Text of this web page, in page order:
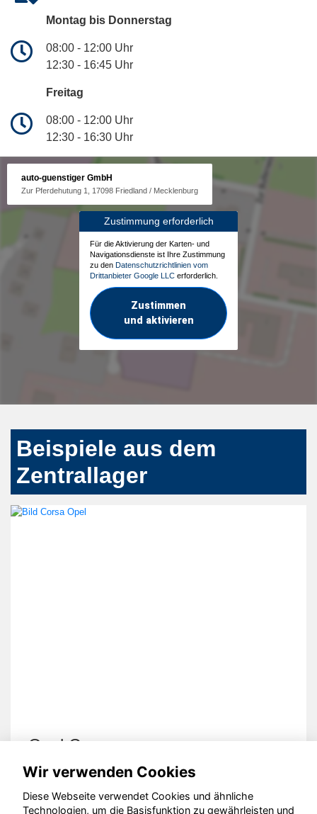
Montag bis Donnerstag
08:00 - 12:00 Uhr
12:30 - 16:45 Uhr
Freitag
08:00 - 12:00 Uhr
12:30 - 16:30 Uhr
auto-guenstiger GmbH
Zur Pferdehutung 1, 17098 Friedland / Mecklenburg
Zustimmung erforderlich
Für die Aktivierung der Karten- und
Navigationsdienste ist Ihre Zustimmung
zu den Datenschutzrichtlinien vom
Drittanbieter Google LLC erforderlich.
Zustimmen
und aktivieren
Beispiele aus dem
Zentrallager
Opel Corsa
Wir verwenden Cookies
Diese Webseite verwendet Cookies und ähnliche
Technologien, um die Basisfunktion zu gewährleisten und